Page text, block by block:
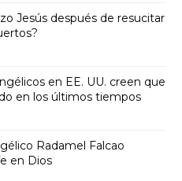
Jesús después de resucitar
en EE. UU. creen que
en los últimos tiempos
Radamel Falcao
en Dios